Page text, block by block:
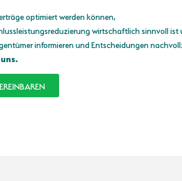
optimiert werden können,
wirtschaftlich sinnvoll
informieren und Entscheidungen